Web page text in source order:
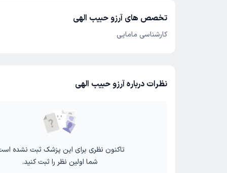
تخصص های آرزو حبیب الهی
کارشناسی مامایی
نظرات درباره آرزو حبیب الهی
تاکنون نظری برای این پزشک ثبت نشده
شما اولین نظر را ثبت کنید.